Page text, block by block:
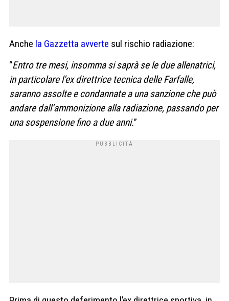
Anche la Gazzetta avverte sul rischio radiazione:
“Entro tre mesi, insomma si saprà se le due allenatrici,
in particolare l’ex direttrice tecnica delle Farfalle,
saranno assolte e condannate a una sanzione che può
andare dall’ammonizione alla radiazione, passando per
una sospensione fino a due anni.”